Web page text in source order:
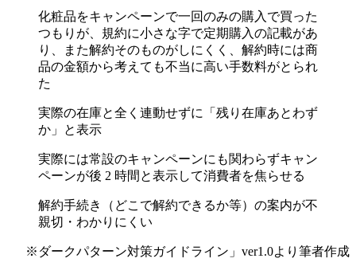
化粧品をキャンペーンで一回のみの購入で買った
つもりが、規約に小さな字で定期購入の記載があ
り、また解約そのものがしにくく、解約時には商
品の金額から考えても不当に高い手数料がとられ
た
実際の在庫と全く連動せずに「残り在庫あとわず
か」と表示
実際には常設のキャンペーンにも関わらずキャン
ペーンが後 2 時間と表示して消費者を焦らせる
解約手続き（どこで解約できるか等）の案内が不
親切・わかりにくい
※ダークパターン対策ガイドライン」ver1.0より筆者作成